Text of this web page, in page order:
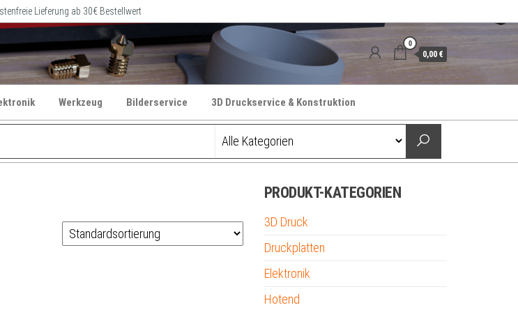
Lieferung ab 30€ Bestellwert
0
0,00 €
Werkzeug Bilderservice 3D Druckservice & Konstruktion
PRODUKT-KATEGORIEN
3D Druck
Druckplatten
Elektronik
Hotend